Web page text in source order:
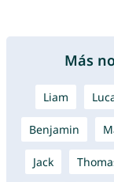
Más
Liam
Benjamin
Jack